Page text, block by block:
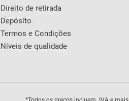
Direito de retirada
Depósito
Termos e Condições
Níveis de qualidade